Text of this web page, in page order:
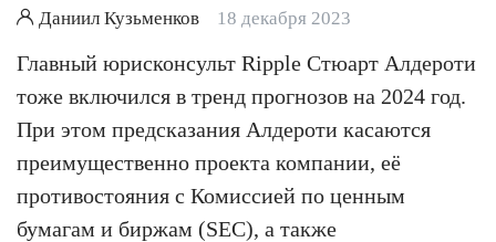
Даниил Кузьменков 18 декабря 2023
Главный юрисконсульт Ripple Стюарт Алдероти
тоже включился в тренд прогнозов на 2024 год.
При этом предсказания Алдероти касаются
преимущественно проекта компании, её
противостояния с Комиссией по ценным
бумагам и биржам (SEC), а также